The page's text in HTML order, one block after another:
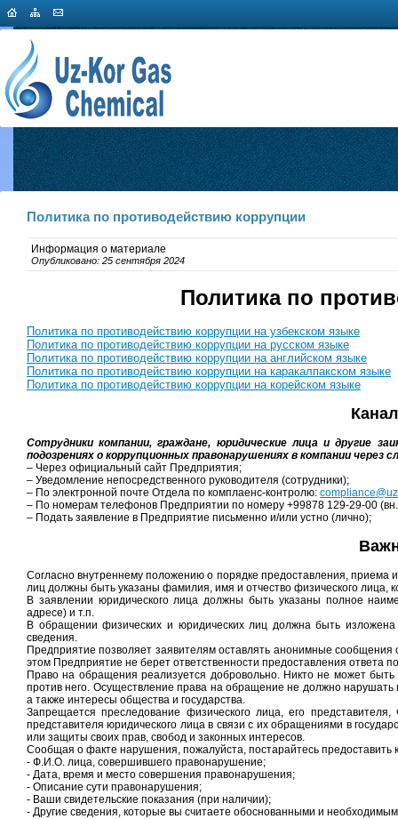
Политика по противодействию коррупции
Информация о материале
Опубликовано: 25 сентября 2024
Политика по
Политика по противодействию коррупции на узбекском языке
Политика по противодействию коррупции на русском языке
Политика по противодействию коррупции на английском языке
Политика по противодействию коррупции на каракалпакском языке
Политика по противодействию коррупции на корейском языке
Сотрудники компании, граждане, юридические лица и другие
подозрениях о коррупционных правонарушениях в компании через
– Через официальный сайт Предприятия;
– Уведомление непосредственного руководителя (сотрудники);
– По электронной почте Отдела по комплаенс-контролю:
– По номерам телефонов Предприятии по номеру +99878 129-29-00
– Подать заявление в Предприятие письменно и/или устно (лично);
Согласно внутреннему положению о порядке предоставления,
лиц должны быть указаны фамилия, имя и отчество физического лица,
В заявлении юридического лица должны быть указаны полное
адресе) и т.п.
В обращении физических и юридических лиц должна быть
сведения.
Предприятие позволяет заявителям оставлять анонимные
этом Предприятие не берет ответственности предоставления
Право на обращения реализуется добровольно. Никто не может
против него. Осуществление права на обращение не должно
а также интересы общества и государства.
Запрещается преследование физического лица, его
представителя юридического лица в связи с их обращениями в
или защиты своих прав, свобод и законных интересов.
Сообщая о факте нарушения, пожалуйста, постарайтесь
- Ф.И.О. лица, совершившего правонарушение;
- Дата, время и место совершения правонарушения;
- Описание сути правонарушения;
- Ваши свидетельские показания (при наличии);
- Другие сведения, которые вы считаете обоснованными и